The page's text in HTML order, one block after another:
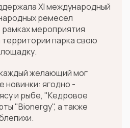
XI международный
ремесел
мероприятия
территории парка свою
желающий мог
новинки: ягодно -
и рыбе, "Кедровое
"Bionergy", а также